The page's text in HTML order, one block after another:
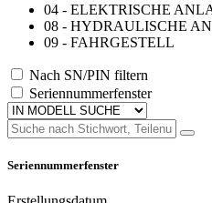
04 - ELEKTRISCHE
08 - HYDRAULISCHE
09 - FAHRGESTELL
Nach SN/PIN filtern
Seriennummerfenster
Seriennummerfenster